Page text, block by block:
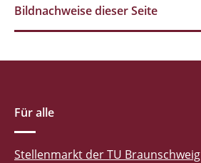
Bildnachweise dieser Seite
Für alle
Stellenmarkt der TU Braunschweig